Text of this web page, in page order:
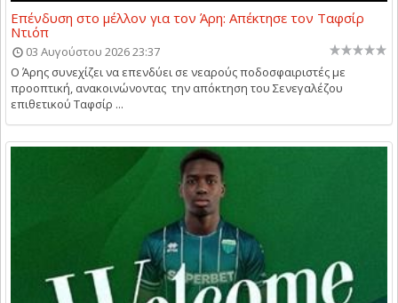
Επένδυση στο μέλλον για τον Άρη: Απέκτησε τον Ταφσίρ
Ντιόπ
03 Αυγούστου 2026 23:37
Ο Άρης συνεχίζει να επενδύει σε νεαρούς ποδοσφαιριστές με
προοπτική, ανακοινώνοντας την απόκτηση του Σενεγαλέζου
επιθετικού Ταφσίρ ...